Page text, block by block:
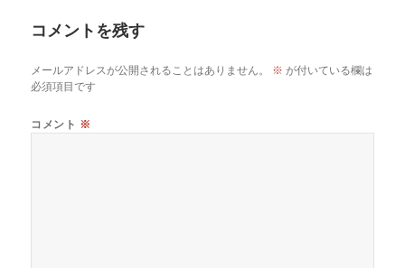
コメントを残す
メールアドレスが公開されることはありません。 ※ が付いている欄は
必須項目です
コメント ※